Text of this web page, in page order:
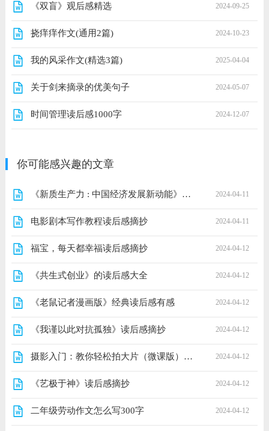
《双盲》观后感精选 2024-09-25
挠痒痒作文(通用2篇) 2024-10-23
我的风采作文(精选3篇) 2025-04-04
关于剑来摘录的优美句子 2024-05-07
时间管理读后感1000字 2024-12-07
你可能感兴趣的文章
《新质生产力 : 中国经济发展新动能》读后感1000字 2024-04-11
电影剧本写作教程读后感摘抄 2024-04-11
福宝，每天都幸福读后感摘抄 2024-04-12
《共生式创业》的读后感大全 2024-04-12
《老鼠记者漫画版》经典读后感有感 2024-04-12
《我谨以此对抗孤独》读后感摘抄 2024-04-12
摄影入门：教你轻松拍大片（微课版）经典读后感有感 2024-04-12
《艺极于神》读后感摘抄 2024-04-12
二年级劳动作文怎么写300字 2024-04-12